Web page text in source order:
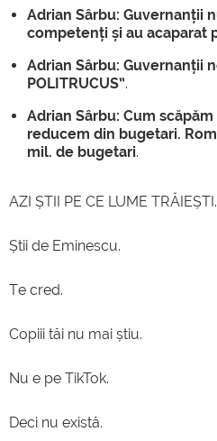
Adrian Sârbu: Guvernanții
competenți și au acaparat
Adrian Sârbu: Guvernanții
POLITRUCUS”.
Adrian Sârbu: Cum
reducem din bugetari.
mil. de bugetari.
AZI ȘTII PE CE LUME TRĂIEȘTI.
Știi de Eminescu.
Te cred.
Copiii tăi nu mai știu.
Nu e pe TikTok.
Deci nu există.